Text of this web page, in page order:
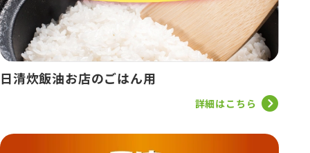
日清炊飯油お店のごはん用
詳細はこちら